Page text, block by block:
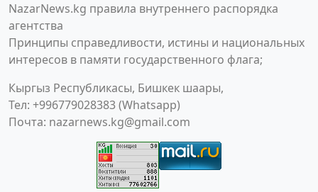
NazarNews.kg правила внутреннего распорядка
агентства
Принципы справедливости, истины и национальных
интересов в памяти государственного флага;
Кыргыз Республикасы, Бишкек шаары,
Тел: +996779028383 (Whatsapp)
Почта: nazarnews.kg@gmail.com